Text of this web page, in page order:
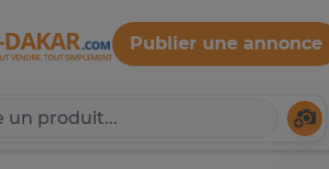
Expat-Dakar
Publier une annonce